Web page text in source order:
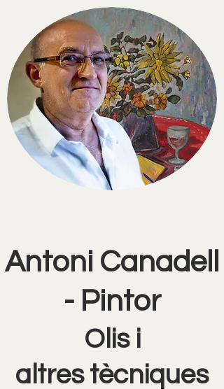
Antoni Canadell
- Pintor
Olis i
altres tècniques